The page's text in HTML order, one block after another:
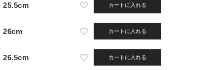
25.5cm カートに入れる
26cm カートに入れる
26.5cm カートに入れる